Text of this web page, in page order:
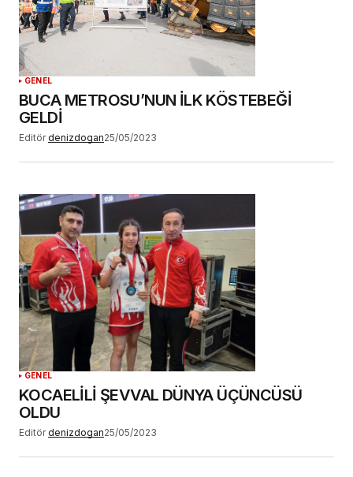
GENEL
BUCA METROSU’NUN İLK KÖSTEBEĞİ
GELDİ
Editör denizdogan25/05/2023
GENEL
KOCAELİLİ ŞEVVAL DÜNYA ÜÇÜNCÜSÜ
OLDU
Editör denizdogan25/05/2023